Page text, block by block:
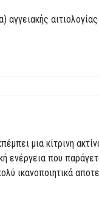
αγγειακής
μια κίτρινη
ενέργεια που
ικανοποιητικά